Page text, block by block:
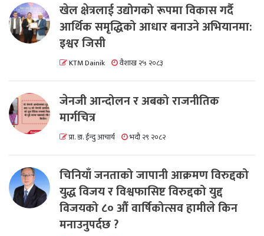
खेल क्षेत्रलाई उद्योगको रूपमा विकास गर्दै
आर्थिक समृद्धिको आधार बनाउने अभियानमा:
इश्वर जिसी
KTM Dainik वैशाख २५ २०८३
जेनजी आन्दोलन र अबको राजनीतिक
मार्गचित्र
प्रा. डा. ईन्दु आचार्य भदौ २९ २०८२
चिनियाँ जनताको जापानी आक्रमण विरुद्दको
युद्ध विजय र विश्वफासिष्ट विरुद्दको युद्द
विजयको ८० औं वार्षिकोत्सव हामीले किन
मनाउनुपर्दछ ?